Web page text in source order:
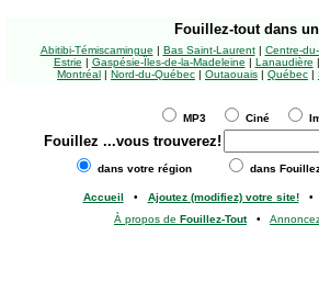
Fouillez-tout dans
Abitibi-Témiscamingue | Bas Saint-Laurent| Centre-
Estrie | Gaspésie-Îles-de-la-Madeleine | Lanaudière |
Montréal | Nord-du-Québec | Outaouais | Québec |
MP3 Ciné
Fouillez ...vous trouverez!
dans votre région dans
Accueil • Ajoutez (modifiez) votre site!•
À propos de Fouillez-Tout•